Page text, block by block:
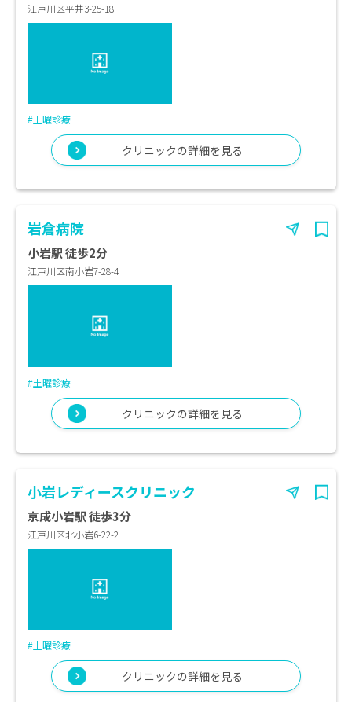
江戸川区平井3-25-18
#土曜診療
クリニックの詳細を見る
岩倉病院
小岩駅 徒歩2分
江戸川区南小岩7-28-4
#土曜診療
クリニックの詳細を見る
小岩レディースクリニック
京成小岩駅 徒歩3分
江戸川区北小岩6-22-2
#土曜診療
クリニックの詳細を見る